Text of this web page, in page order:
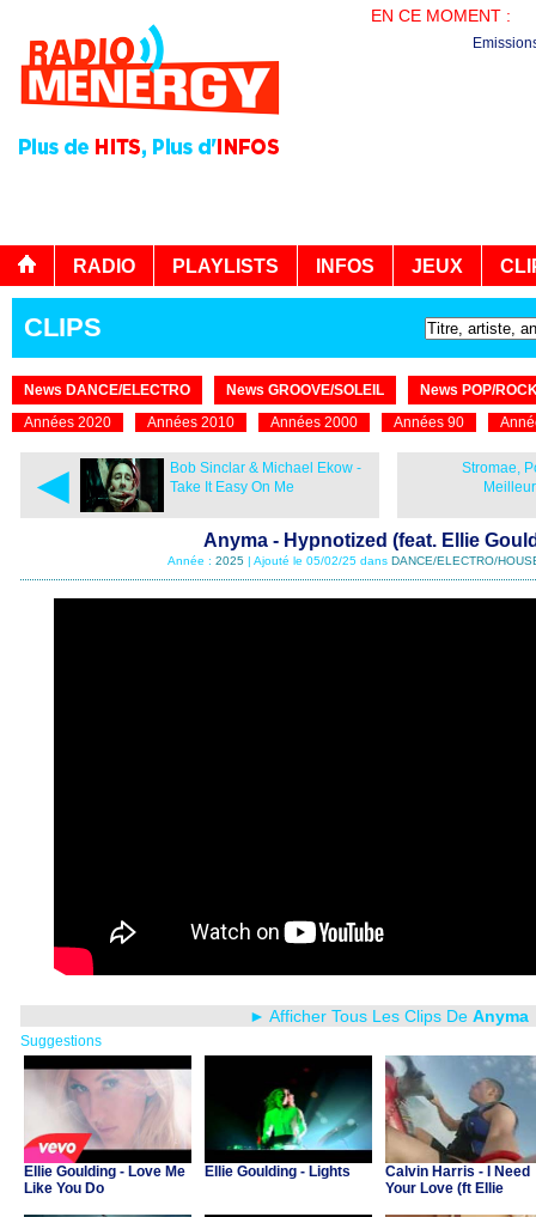
EN CE MOMENT :
RADIO PLAYLISTS INFOS JEUX
CLIPS
News DANCE/ELECTRO News GROOVE/SOLEIL
News POP/
Années 2020
Années 2010 Années 2000 Années 90
◄
Bob Sinclar & Michael Ekow -
Take It Easy On Me
Stromae,
Anyma - Hypnotized (feat. Ellie
Année : 2025| Ajouté le 05/02/25 dans DANCE/ELECTRO/
► Afficher Tous Les Clips De Anyma
Suggestions
Ellie Goulding - Love Me
Like You Do
Ellie Goulding - Lights
Calvin Harris - I Need
Your Love (ft Ellie